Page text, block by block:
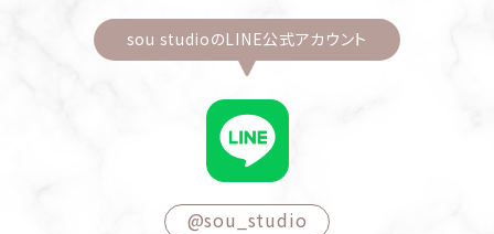
sou studioのLINE公式アカウント
@sou_studio